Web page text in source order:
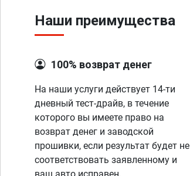
Наши преимущества
100% возврат денег
На наши услуги действует 14-ти
дневный тест-драйв, в течение
которого вы имеете право на
возврат денег и заводской
прошивки, если результат будет не
соответствовать заявленному и